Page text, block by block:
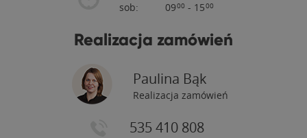
sob:
0900 - 1500
Realizacja zamówień
Paulina Bąk
Realizacja zamówień
535 410 808